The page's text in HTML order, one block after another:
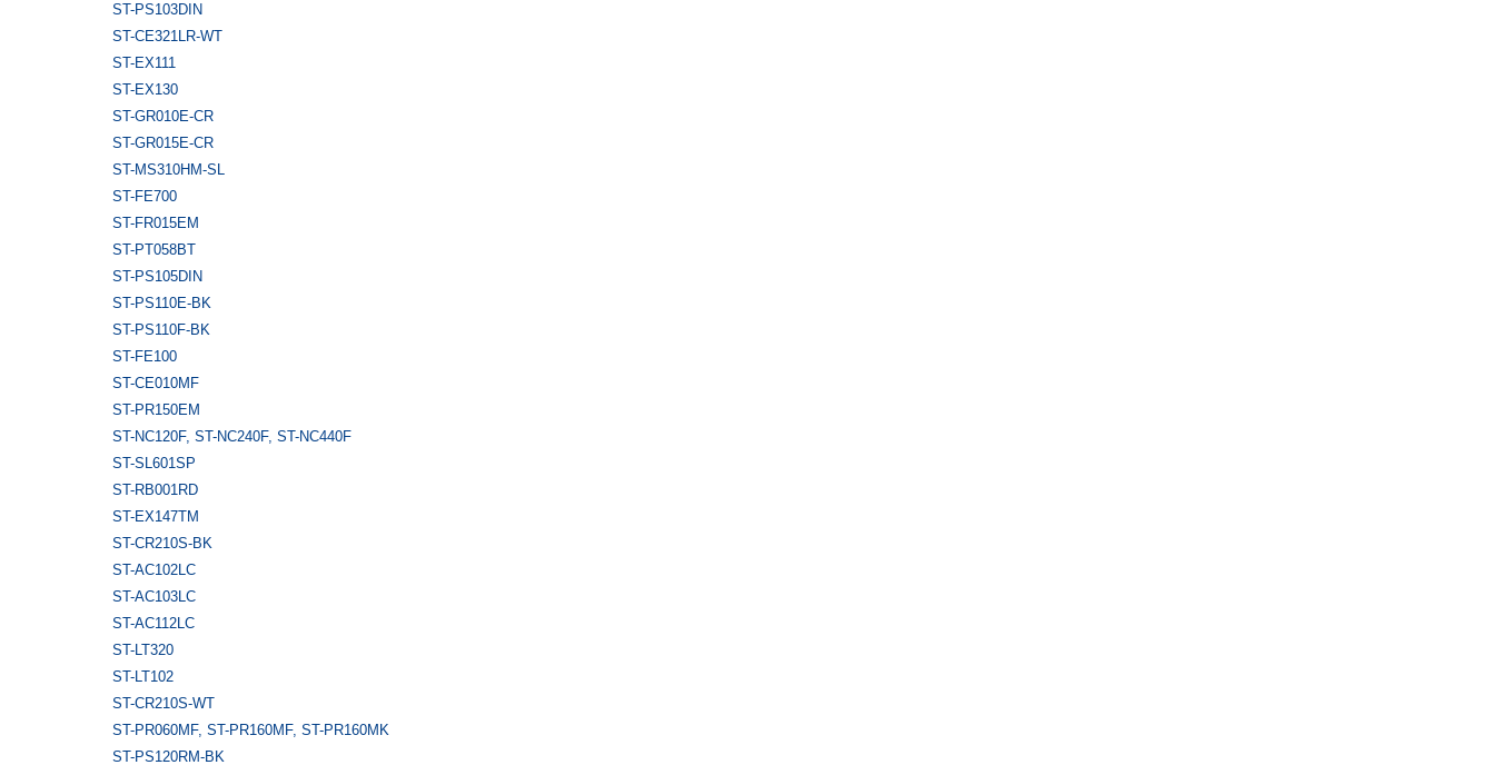
ST-PS103DIN
ST-CE321LR-WT
ST-EX111
ST-EX130
ST-GR010E-CR
ST-GR015E-CR
ST-MS310HM-SL
ST-FE700
ST-FR015EM
ST-PT058BT
ST-PS105DIN
ST-PS110E-BK
ST-PS110F-BK
ST-FE100
ST-CE010MF
ST-PR150EM
ST-NC120F, ST-NC240F, ST-NC440F
ST-SL601SP
ST-RB001RD
ST-EX147TM
ST-CR210S-BK
ST-AC102LC
ST-AC103LC
ST-AC112LC
ST-LT320
ST-LT102
ST-CR210S-WT
ST-PR060MF, ST-PR160MF, ST-PR160MK
ST-PS120RM-BK